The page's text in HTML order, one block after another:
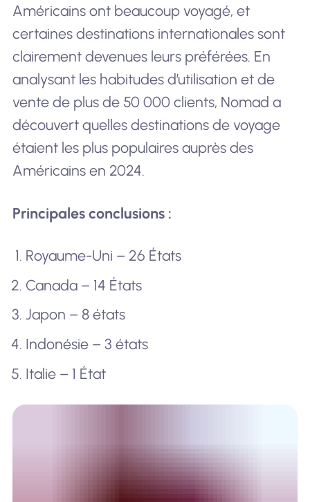
Américains ont beaucoup voyagé, et
certaines destinations internationales sont
clairement devenues leurs préférées. En
analysant les habitudes d’utilisation et de
vente de plus de 50 000 clients, Nomad a
découvert quelles destinations de voyage
étaient les plus populaires auprès des
Américains en 2024.
Principales conclusions :
Royaume-Uni – 26 États
Canada – 14 États
Japon – 8 états
Indonésie – 3 états
Italie – 1 État